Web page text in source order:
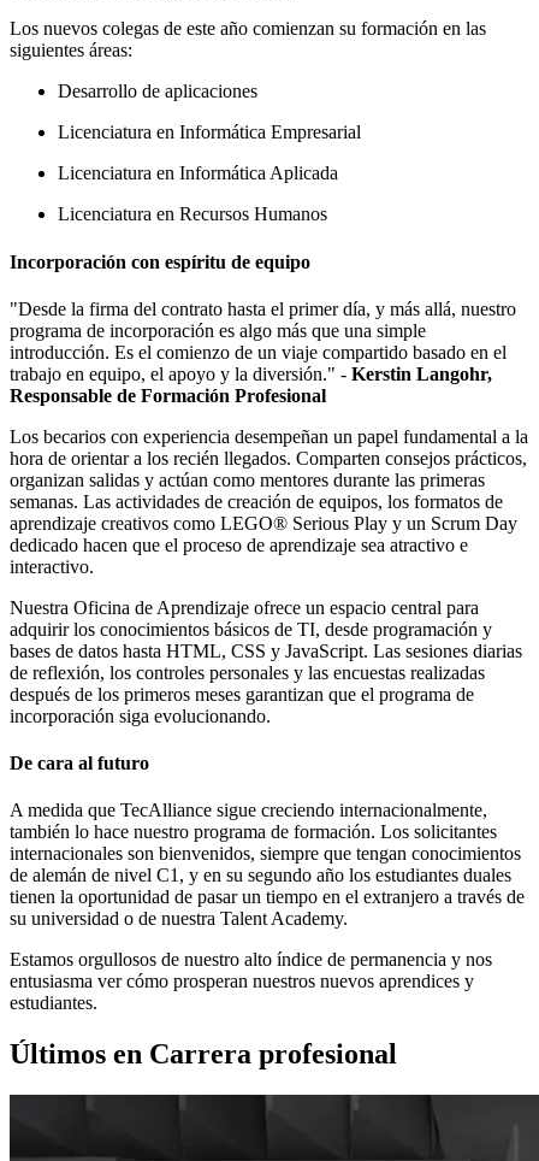
Los nuevos colegas de este año comienzan su formación en las
siguientes áreas:
Desarrollo de aplicaciones
Licenciatura en Informática Empresarial
Licenciatura en Informática Aplicada
Licenciatura en Recursos Humanos
Incorporación con espíritu de equipo
"Desde la firma del contrato hasta el primer día, y más allá, nuestro
programa de incorporación es algo más que una simple
introducción. Es el comienzo de un viaje compartido basado en el
trabajo en equipo, el apoyo y la diversión." - Kerstin Langohr,
Responsable de Formación Profesional
Los becarios con experiencia desempeñan un papel fundamental a la
hora de orientar a los recién llegados. Comparten consejos prácticos,
organizan salidas y actúan como mentores durante las primeras
semanas. Las actividades de creación de equipos, los formatos de
aprendizaje creativos como LEGO® Serious Play y un Scrum Day
dedicado hacen que el proceso de aprendizaje sea atractivo e
interactivo.
Nuestra Oficina de Aprendizaje ofrece un espacio central para
adquirir los conocimientos básicos de TI, desde programación y
bases de datos hasta HTML, CSS y JavaScript. Las sesiones diarias
de reflexión, los controles personales y las encuestas realizadas
después de los primeros meses garantizan que el programa de
incorporación siga evolucionando.
De cara al futuro
A medida que TecAlliance sigue creciendo internacionalmente,
también lo hace nuestro programa de formación. Los solicitantes
internacionales son bienvenidos, siempre que tengan conocimientos
de alemán de nivel C1, y en su segundo año los estudiantes duales
tienen la oportunidad de pasar un tiempo en el extranjero a través de
su universidad o de nuestra Talent Academy.
Estamos orgullosos de nuestro alto índice de permanencia y nos
entusiasma ver cómo prosperan nuestros nuevos aprendices y
estudiantes.
Últimos en Carrera profesional